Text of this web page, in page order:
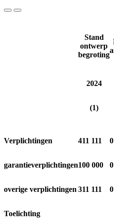
Stand
ontwerp
begroting
2024
(1)
Verplichtingen 411 111 0
garantieverplichtingen100 000 0
overige verplichtingen 311 111 0
Toelichting